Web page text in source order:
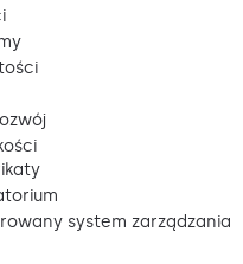
system zarządzania